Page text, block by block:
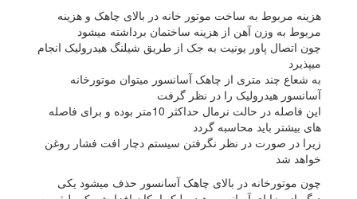
هزینه مربوط به ساخت موتور خانه در بالای چاهک و هزینه
مربوط به وزن آهن از هزینه ساختمان برداشته میشود
چون اتصال پاور یونیت به جک از طریق شیلنگ هیدرولیک انجام
میپذیرد
به شعاع چند متری از چاهک آسانسور میتوان موتورخانه
آسانسور هیدرولیک را در نظر گرفت
این فاصله در حالت نرمال حداکثر 10متر بوده و برای فاصله
های بیشتر باید محاسبه گردد
زیرا در صورت در نظر نگرفتن سیستم دچار افت فشار روغن
خواهد شد
چون موتورخانه در بالای چاهک آسانسور حذف میشود یکی